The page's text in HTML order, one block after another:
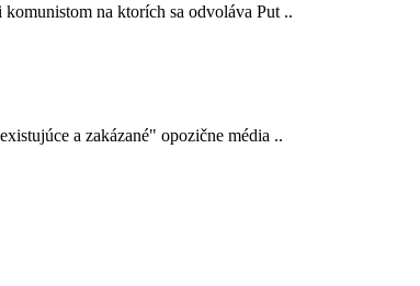
na ktorích sa odvoláva Put ..
a zakázané" opozične média ..